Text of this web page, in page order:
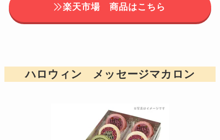
楽天市場 商品はこちら
ハロウィン メッセージマカロン